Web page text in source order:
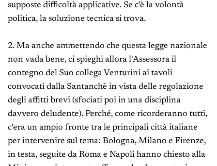
supposte difficoltà applicative. Se c'è la volontà
politica, la soluzione tecnica si trova.
2. Ma anche ammettendo che questa legge nazionale
non vada bene, ci spieghi allora l'Assessora il
contegno del Suo collega Venturini ai tavoli
convocati dalla Santanchè in vista delle regolazione
degli affitti brevi (sfociati poi in una disciplina
davvero deludente). Perché, come ricorderanno tutti,
c'era un ampio fronte tra le principali città italiane
per intervenire sul tema: Bologna, Milano e Firenze,
in testa, seguite da Roma e Napoli hanno chiesto alla